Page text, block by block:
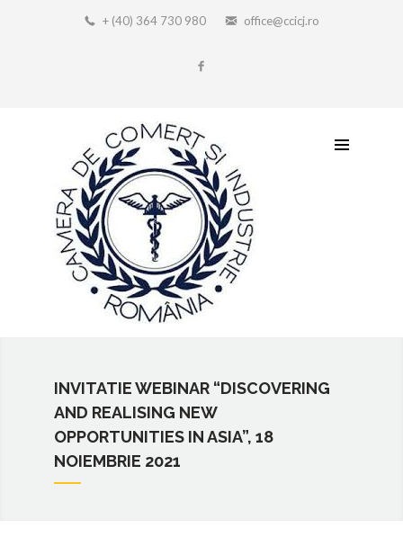
+ (40) 364 730 980 office@ccicj.ro
INVITATIE WEBINAR “DISCOVERING
AND REALISING NEW
OPPORTUNITIES IN ASIA”, 18
NOIEMBRIE 2021